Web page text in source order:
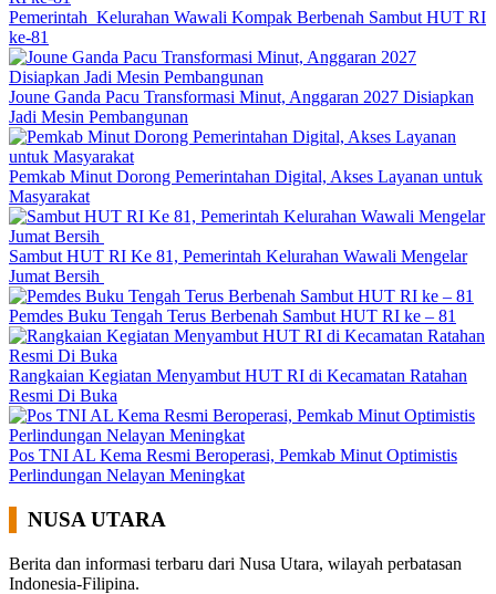
Pemerintah Kelurahan Wawali Kompak Berbenah Sambut HUT RI
ke-81
Joune Ganda Pacu Transformasi Minut, Anggaran 2027 Disiapkan
Jadi Mesin Pembangunan
Pemkab Minut Dorong Pemerintahan Digital, Akses Layanan untuk
Masyarakat
Sambut HUT RI Ke 81, Pemerintah Kelurahan Wawali Mengelar
Jumat Bersih
Pemdes Buku Tengah Terus Berbenah Sambut HUT RI ke – 81
Rangkaian Kegiatan Menyambut HUT RI di Kecamatan Ratahan
Resmi Di Buka
Pos TNI AL Kema Resmi Beroperasi, Pemkab Minut Optimistis
Perlindungan Nelayan Meningkat
NUSA UTARA
Berita dan informasi terbaru dari Nusa Utara, wilayah perbatasan
Indonesia-Filipina.